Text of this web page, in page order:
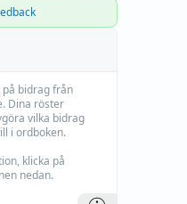
på bidrag från
Dina röster
vilka bidrag
i ordboken.
klicka på
nedan.